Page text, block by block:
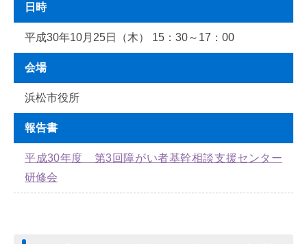
日時
平成30年10月25日（木） 15：30～17：00
会場
浜松市役所
報告書
平成30年度 第3回障がい者基幹相談支援センター
研修会